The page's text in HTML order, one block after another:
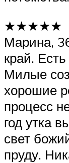
★★★★★
Марина,
край.
Милые
хорошие
процесс
год утка
свет
пруду.